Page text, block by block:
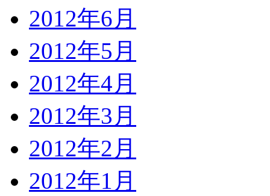
2012年6月
2012年5月
2012年4月
2012年3月
2012年2月
2012年1月